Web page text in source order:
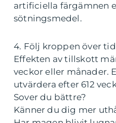
artificiella färgämnen
sötningsmedel.
4. Följ kroppen över tid
Effekten av tillskott
veckor eller månader.
utvärdera efter 612
Sover du bättre?
Känner du dig mer